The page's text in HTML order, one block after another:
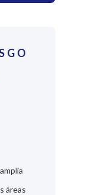
áreas